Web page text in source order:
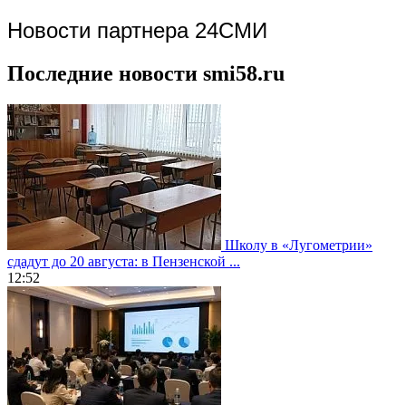
Новости партнера 24СМИ
Последние новости smi58.ru
Школу в «Лугометрии»
сдадут до 20 августа: в Пензенской ...
12:52